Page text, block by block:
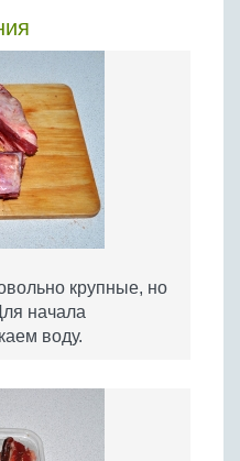
крупные, но
начала
воду.